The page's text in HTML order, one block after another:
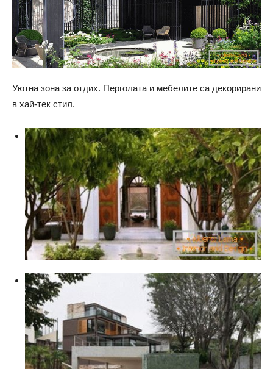
Уютна зона за отдих. Перголата и мебелите са декорирани
в хай-тек стил.